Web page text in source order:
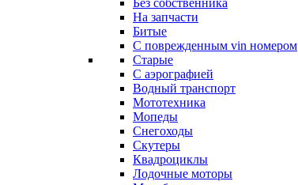
Без собственника
На запчасти
Битые
С поврежденным vin номером
Старые
С аэрографией
Водный транспорт
Мототехника
Мопеды
Снегоходы
Скутеры
Квадроциклы
Лодочные моторы